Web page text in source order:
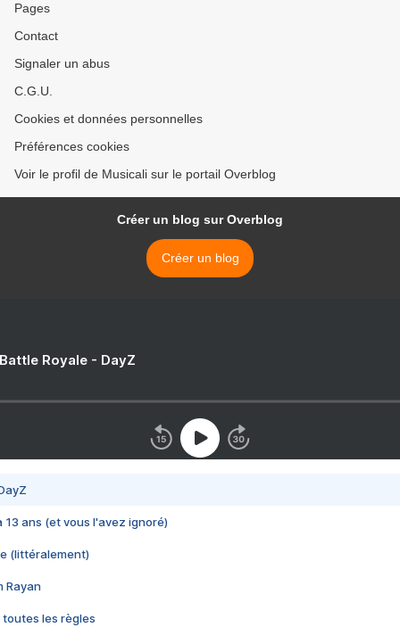
Pages
Contact
Signaler un abus
C.G.U.
Cookies et données personnelles
Préférences cookies
Voir le profil de Musicali sur le portail Overblog
Créer un blog sur Overblog
Créer un blog
Royale - DayZ
13 ans (et vous l'avez ignoré)
(littéralement)
Rayan
toutes les règles